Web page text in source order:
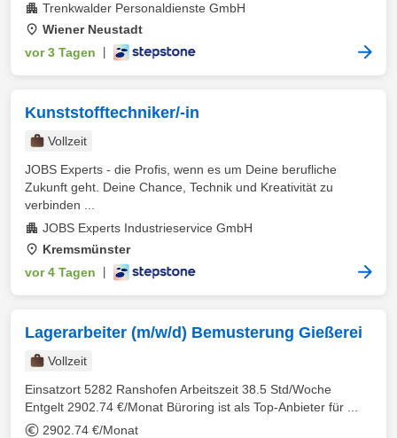
Trenkwalder Personaldienste GmbH
Wiener Neustadt
vor 3 Tagen
Kunststofftechniker/-in
Vollzeit
JOBS Experts - die Profis, wenn es um Deine berufliche
Zukunft geht. Deine Chance, Technik und Kreativität zu
verbinden ...
JOBS Experts Industrieservice GmbH
Kremsmünster
vor 4 Tagen
Lagerarbeiter (m/w/d) Bemusterung Gießerei
Vollzeit
Einsatzort 5282 Ranshofen Arbeitszeit 38.5 Std/Woche
Entgelt 2902.74 €/Monat Büroring ist als Top-Anbieter für ...
2902.74 €/Monat